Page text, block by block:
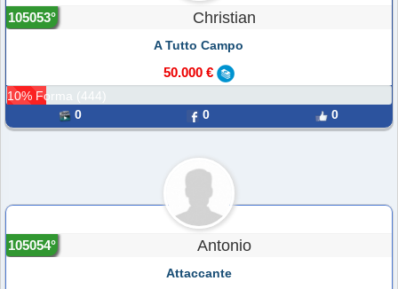
Christian
105053°
A Tutto Campo
50.000 €
10% Forma (444)
0
0 0
Antonio
105054°
Attaccante